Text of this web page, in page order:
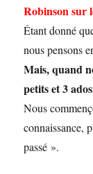
Robinson sur
Étant donné
nous pensons
Mais, quand
petits et 3
Nous
connaissance,
passé ».